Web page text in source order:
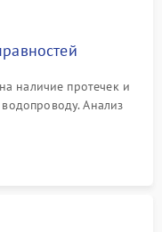
Подробнее →
наличие протечек и
Анализ
вращения
системы защиты